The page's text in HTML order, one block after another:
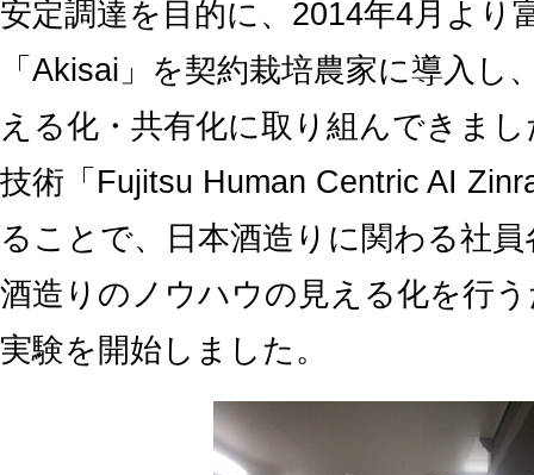
安定調達を目的に、2014年4月より
「Akisai」を契約栽培農家に導入し
える化・共有化に取り組んできま
技術「Fujitsu Human Centric AI
ることで、日本酒造りに関わる社
酒造りのノウハウの見える化を行
実験を開始しました。